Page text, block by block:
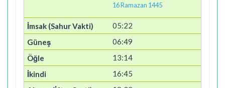
16 Ramazan 1445
05:22
06:49
13:14
16:45